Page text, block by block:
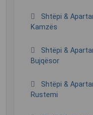
Shtëpi &
Kamzës
Shtëpi &
Bujqësor
Shtëpi &
Rustemi